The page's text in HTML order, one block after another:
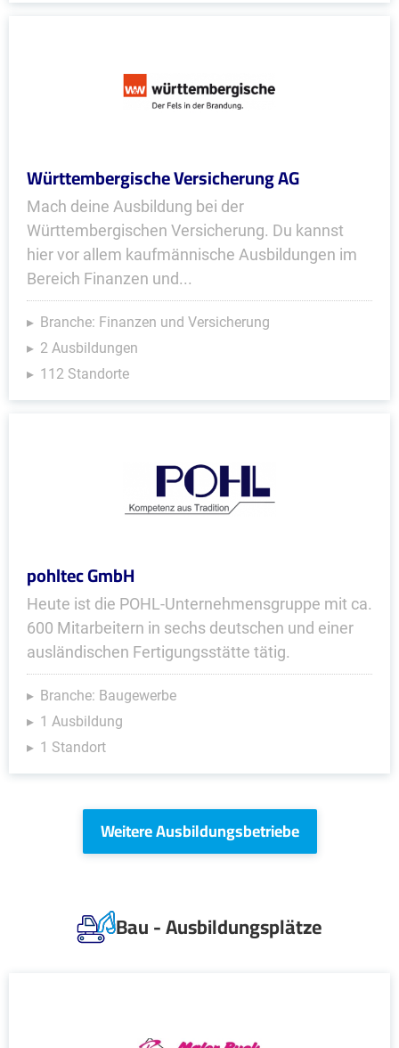
Württembergische Versicherung AG
Mach deine Ausbildung bei der
Württembergischen Versicherung. Du kannst
hier vor allem kaufmännische Ausbildungen im
Bereich Finanzen und...
Branche: Finanzen und Versicherung
2 Ausbildungen
112 Standorte
pohltec GmbH
Heute ist die POHL-Unternehmensgruppe mit ca.
600 Mitarbeitern in sechs deutschen und einer
ausländischen Fertigungsstätte tätig.
Branche: Baugewerbe
1 Ausbildung
1 Standort
Weitere Ausbildungsbetriebe
Bau - Ausbildungsplätze